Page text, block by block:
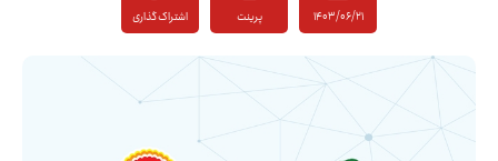
1403/06/21 پرینت اشتراک گذاری